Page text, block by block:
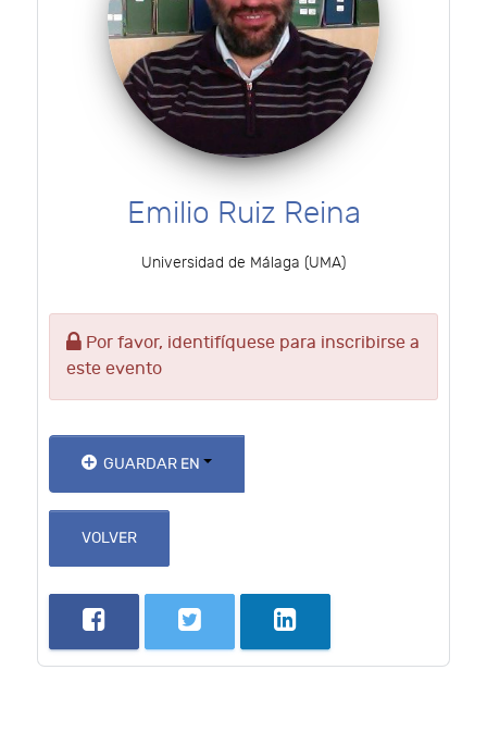
Emilio Ruiz Reina
Universidad de Málaga (UMA)
Por favor, identifíquese para inscribirse a
este evento
GUARDAR EN
VOLVER